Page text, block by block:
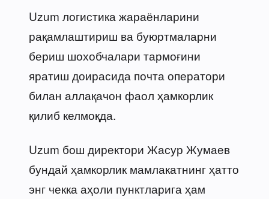
Uzum логистика жараёнларини
рақамлаштириш ва буюртмаларни
бериш шохобчалари тармоғини
яратиш доирасида почта оператори
билан аллақачон фаол ҳамкорлик
қилиб келмоқда.
Uzum бош директори Жасур Жумаев
бундай ҳамкорлик мамлакатнинг ҳатто
энг чекка аҳоли пунктларига ҳам